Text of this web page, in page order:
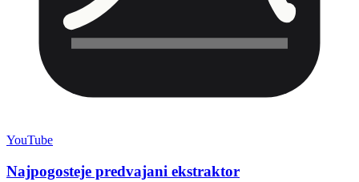
YouTube
Najpogosteje predvajani ekstraktor